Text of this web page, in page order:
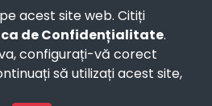
acest site web. Citiți
de Confidențialitate.
configurați-vă corect
să utilizați acest site,
SRL -Termenii si Conditiile
-Consultanță juridică
-Cum cumpăr?